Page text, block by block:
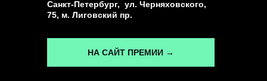
Санкт-Петербург, ул. Черняховского,
75, м. Лиговский пр.
НА САЙТ ПРЕМИИ →